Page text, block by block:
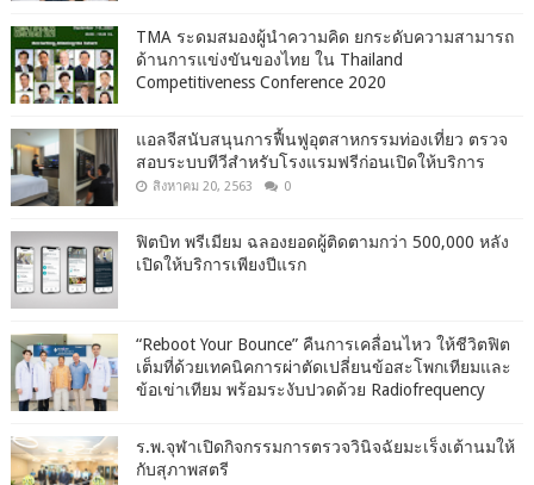
TMA ระดมสมองผู้นำความคิด ยกระดับความสามารถ
ด้านการแข่งขันของไทย ใน Thailand
Competitiveness Conference 2020
แอลจีสนับสนุนการฟื้นฟูอุตสาหกรรมท่องเที่ยว ตรวจ
สอบระบบทีวีสำหรับโรงแรมฟรีก่อนเปิดให้บริการ
สิงหาคม 20, 2563 0
ฟิตบิท พรีเมียม ฉลองยอดผู้ติดตามกว่า 500,000 หลัง
เปิดให้บริการเพียงปีแรก
“Reboot Your Bounce” คืนการเคลื่อนไหว ให้ชีวิตฟิต
เต็มที่ด้วยเทคนิคการผ่าตัดเปลี่ยนข้อสะโพกเทียมและ
ข้อเข่าเทียม พร้อมระงับปวดด้วย Radiofrequency
ร.พ.จุฬาเปิดกิจกรรมการตรวจวินิจฉัยมะเร็งเต้านมให้
กับสุภาพสตรี